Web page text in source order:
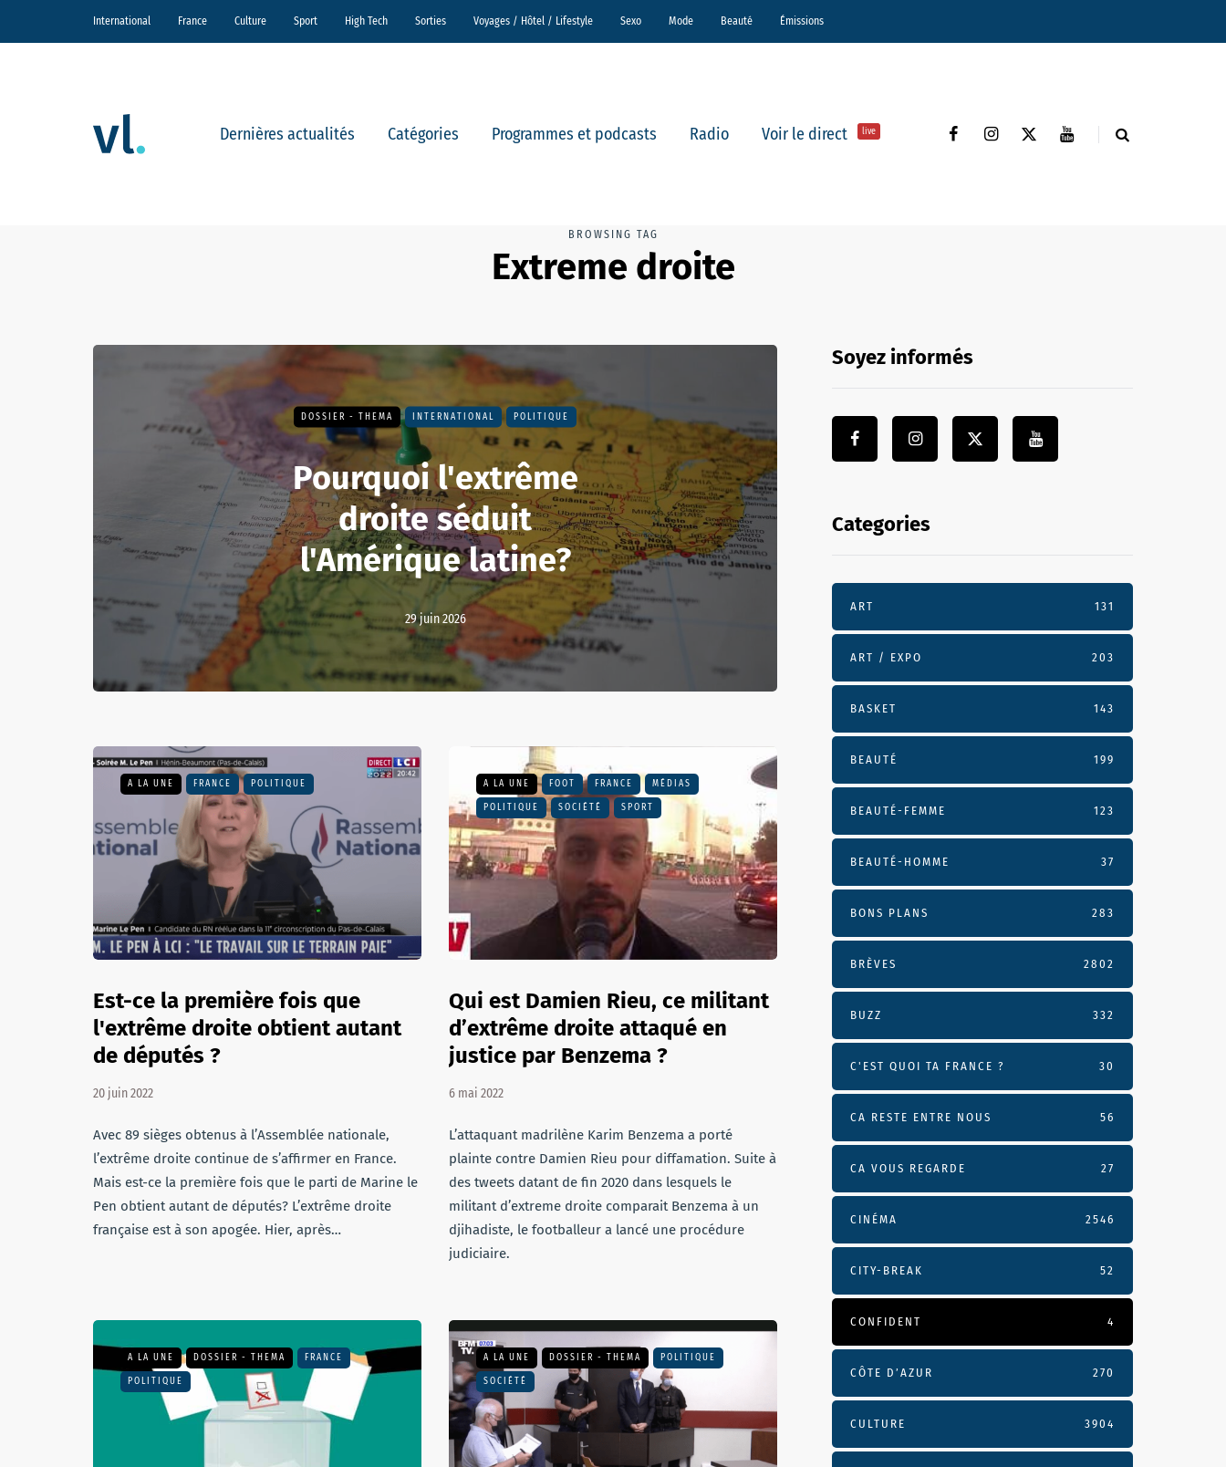
International France Culture Sport High Tech Sorties Voyages / Hôtel / Lifestyle Sexo Mode Beauté Émissions
Dernières actualités Catégories Programmes et podcasts Radio Voir le direct live
BROWSING TAG
Extreme droite
DOSSIER - THEMA INTERNATIONAL POLITIQUE
Pourquoi l'extrême
droite séduit
l'Amérique latine?
29 juin 2026
A LA UNE FRANCE POLITIQUE
Est-ce la première fois que
l'extrême droite obtient autant
de députés ?
20 juin 2022
Avec 89 sièges obtenus à l’Assemblée nationale,
l’extrême droite continue de s’affirmer en France.
Mais est-ce la première fois que le parti de Marine le
Pen obtient autant de députés? L’extrême droite
française est à son apogée. Hier, après…
A LA UNE FOOT FRANCE MÉDIAS
POLITIQUE SOCIÉTÉ SPORT
Qui est Damien Rieu, ce militant
d’extrême droite attaqué en
justice par Benzema ?
6 mai 2022
L’attaquant madrilène Karim Benzema a porté
plainte contre Damien Rieu pour diffamation. Suite à
des tweets datant de fin 2020 dans lesquels le
militant d’extreme droite comparait Benzema à un
djihadiste, le footballeur a lancé une procédure
judiciaire.
A LA UNE DOSSIER - THEMA FRANCE
POLITIQUE
A LA UNE DOSSIER - THEMA POLITIQUE
SOCIÉTÉ
Soyez informés
Categories
ART 131
ART / EXPO 203
BASKET 143
BEAUTÉ 199
BEAUTÉ-FEMME 123
BEAUTÉ-HOMME 37
BONS PLANS 283
BRÈVES 2802
BUZZ 332
C'EST QUOI TA FRANCE ? 30
CA RESTE ENTRE NOUS 56
CA VOUS REGARDE 27
CINÉMA 2546
CITY-BREAK 52
CONFIDENT 4
CÔTE D’AZUR 270
CULTURE 3904